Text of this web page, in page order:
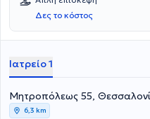
“Ιπποκράτειο”. Επιπλέον,
στο ίδιο νοσοκομείο. Τέλος,
Θεσσαλονίκης και έχει
αρτηριακή πίεση.
Δες το κόστος
Ιατρείο 1
Μητροπόλεως 55,
6,3 km